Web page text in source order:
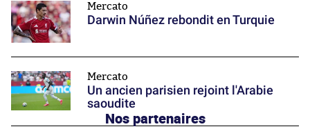
Mercato
Darwin Núñez rebondit en Turquie
Mercato
Un ancien parisien rejoint l'Arabie
saoudite
Nos partenaires